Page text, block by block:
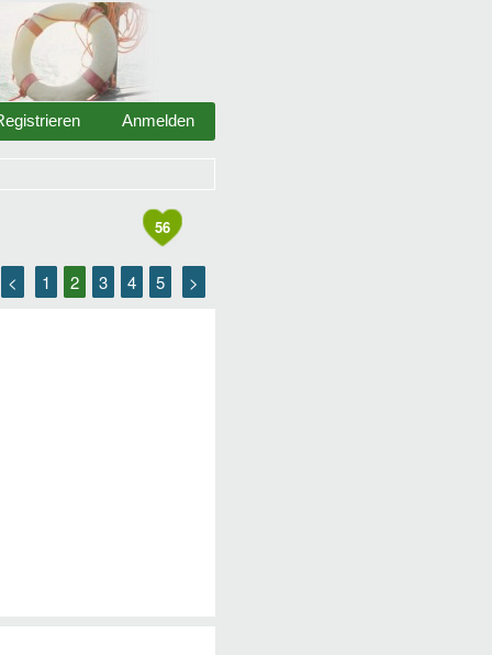
Anmelden
56
< 1 2 3 4 5 >